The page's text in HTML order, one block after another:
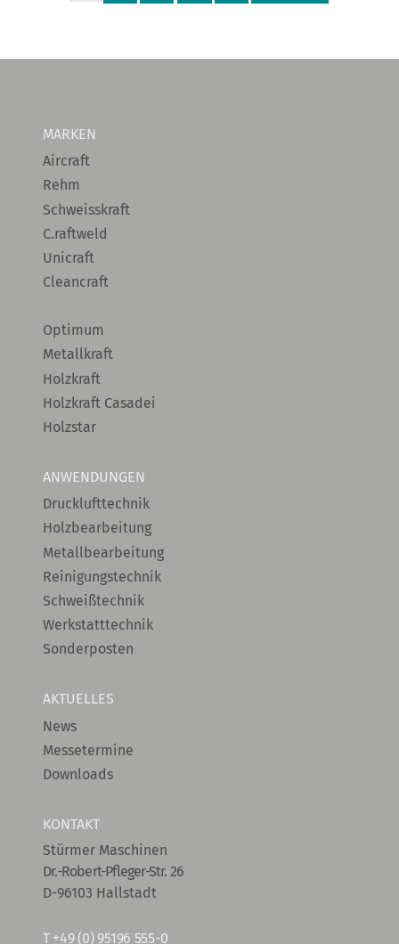
MARKEN
Aircraft
Rehm
Schweisskraft
C.raftweld
Unicraft
Cleancraft
Optimum
Metallkraft
Holzkraft
Holzkraft Casadei
Holzstar
ANWENDUNGEN
Drucklufttechnik
Holzbearbeitung
Metallbearbeitung
Reinigungstechnik
Schweißtechnik
Werkstatttechnik
Sonderposten
AKTUELLES
News
Messetermine
Downloads
KONTAKT
Stürmer Maschinen
Dr.-Robert-Pfleger-Str. 26
D-96103 Hallstadt
T +49 (0) 95196 555-0